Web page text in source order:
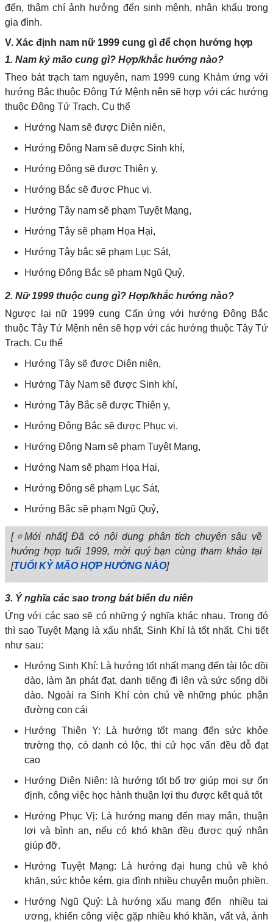
đến, thậm chí ảnh hưởng đến sinh mệnh, nhân khẩu trong
gia đình.
V. Xác định nam nữ 1999 cung gì để chọn hướng hợp
1. Nam kỷ mão cung gì? Hợp/khắc hướng nào?
Theo bát trạch tam nguyên, nam 1999 cung Khảm ứng với
hướng Bắc thuộc Đông Tứ Mệnh nên sẽ hợp với các hướng
thuộc Đông Tứ Trạch. Cụ thể
Hướng Nam sẽ được Diên niên,
Hướng Đông Nam sẽ được Sinh khí,
Hướng Đông sẽ được Thiên y,
Hướng Bắc sẽ được Phục vị.
Hướng Tây nam sẽ phạm Tuyệt Mạng,
Hướng Tây sẽ phạm Họa Hại,
Hướng Tây bắc sẽ phạm Lục Sát,
Hướng Đông Bắc sẽ phạm Ngũ Quỷ,
2. Nữ 1999 thuộc cung gì? Hợp/khắc hướng nào?
Ngược lại nữ 1999 cung Cấn ứng với hướng Đông Bắc
thuộc Tây Tứ Mệnh nên sẽ hợp với các hướng thuộc Tây Tứ
Trạch. Cụ thể
Hướng Tây sẽ được Diên niên,
Hướng Tây Nam sẽ được Sinh khí,
Hướng Tây Bắc sẽ được Thiên y,
Hướng Đông Bắc sẽ được Phục vị.
Hướng Đông Nam sẽ phạm Tuyệt Mạng,
Hướng Nam sẽ phạm Họa Hại,
Hướng Đông sẽ phạm Lục Sát,
Hướng Bắc sẽ phạm Ngũ Quỷ,
[⭐Mới nhất] Đã có nội dung phân tích chuyên sâu về
hướng hợp tuổi 1999, mời quý bạn cùng tham khảo tại
[TUỔI KỶ MÃO HỢP HƯỚNG NÀO]
3. Ý nghĩa các sao trong bát biến du niên
Ứng với các sao sẽ có những ý nghĩa khác nhau. Trong đó
thì sao Tuyệt Mạng là xấu nhất, Sinh Khí là tốt nhất. Chi tiết
như sau:
Hướng Sinh Khí: Là hướng tốt nhất mang đến tài lộc dồi
dào, làm ăn phát đạt, danh tiếng đi lên và sức sống dồi
dào. Ngoài ra Sinh Khí còn chủ về những phúc phận
đường con cái
Hướng Thiên Y: Là hướng tốt mang đến sức khỏe
trường thọ, có danh có lộc, thi cử học vấn đều đỗ đạt
cao
Hướng Diên Niên: là hướng tốt bổ trợ giúp mọi sự ổn
định, công việc học hành thuận lợi thu được kết quả tốt
Hướng Phục Vị: Là hướng mang đến may mắn, thuận
lợi và bình an, nếu có khó khăn đều được quý nhân
giúp đỡ.
Hướng Tuyệt Mạng: Là hướng đại hung chủ về khó
khăn, sức khỏe kém, gia đình nhiều chuyện muộn phiền.
Hướng Ngũ Quỷ: Là hướng xấu mang đến nhiều tai
ương, khiến công việc gặp nhiều khó khăn, vất vả, ảnh